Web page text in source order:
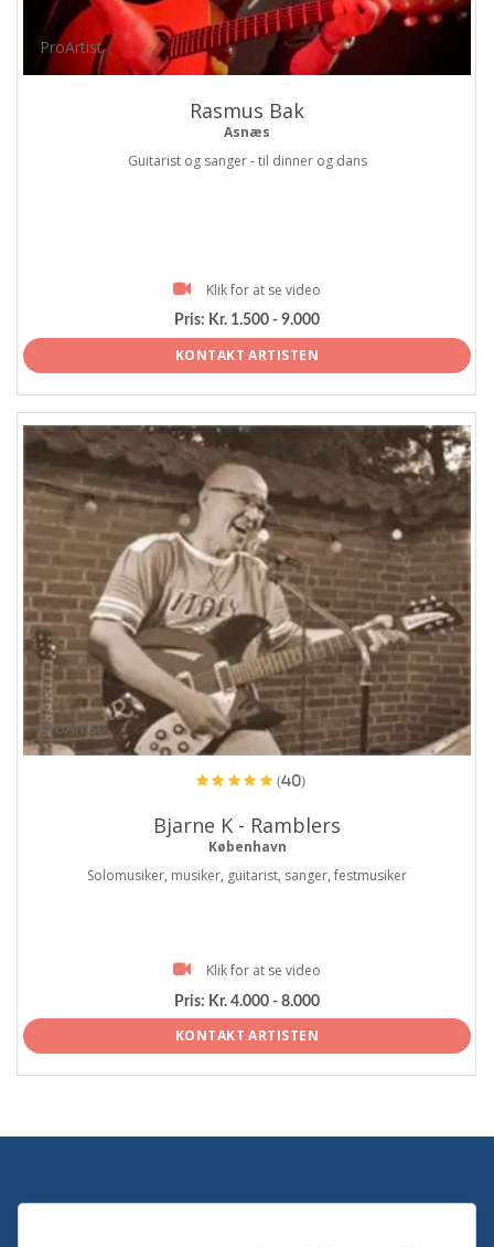
ProArtist
Rasmus Bak
Asnæs
Guitarist og sanger - til dinner og dans
Klik for at se video
Pris: Kr. 1.500 - 9.000
KONTAKT ARTISTEN
ProArtist
(40)
Bjarne K - Ramblers
København
Solomusiker, musiker, guitarist, sanger, festmusiker
Klik for at se video
Pris: Kr. 4.000 - 8.000
KONTAKT ARTISTEN